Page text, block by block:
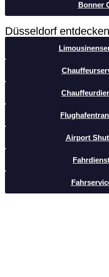
Bonner
Düsseldorf entdecken
Airport